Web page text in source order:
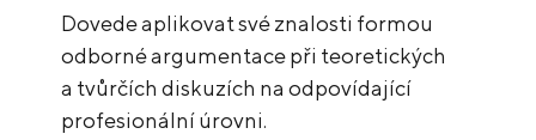
Dovede aplikovat své znalosti formou
odborné argumentace při teoretických
a tvůrčích diskuzích na odpovídající
profesionální úrovni.